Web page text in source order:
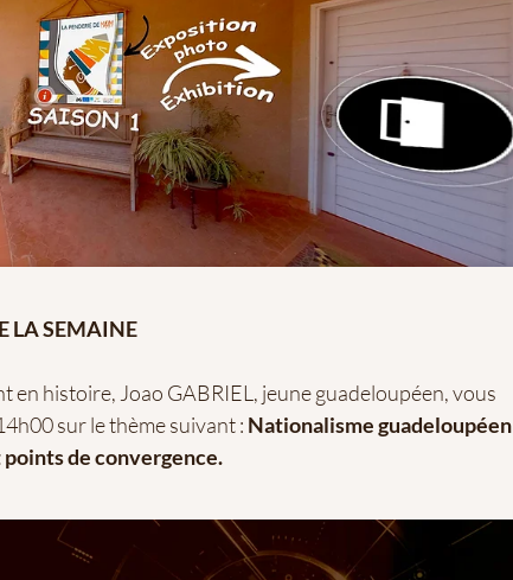
LA SEMAINE
en histoire, Joao GABRIEL, jeune guadeloupéen, vous
sur le thème suivant : Nationalisme guadeloupéen
de convergence.